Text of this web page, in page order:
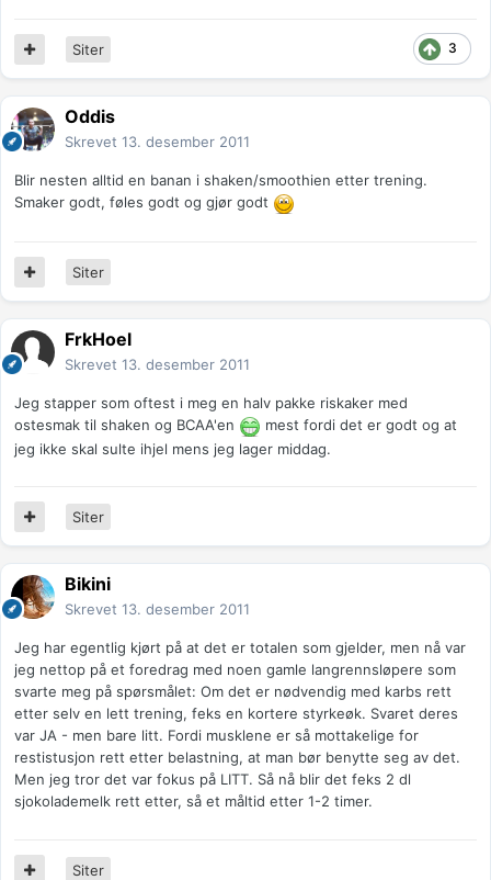
3
Siter
Oddis
Skrevet 13. desember 2011
Blir nesten alltid en banan i shaken/smoothien etter trening.
Smaker godt, føles godt og gjør godt
Siter
FrkHoel
Skrevet 13. desember 2011
Jeg stapper som oftest i meg en halv pakke riskaker med
ostesmak til shaken og BCAA'en
mest fordi det er godt og at
jeg ikke skal sulte ihjel mens jeg lager middag.
Siter
Bikini
Skrevet 13. desember 2011
Jeg har egentlig kjørt på at det er totalen som gjelder, men nå var
jeg nettop på et foredrag med noen gamle langrennsløpere som
svarte meg på spørsmålet: Om det er nødvendig med karbs rett
etter selv en lett trening, feks en kortere styrkeøk. Svaret deres
var JA - men bare litt. Fordi musklene er så mottakelige for
restistusjon rett etter belastning, at man bør benytte seg av det.
Men jeg tror det var fokus på LITT. Så nå blir det feks 2 dl
sjokolademelk rett etter, så et måltid etter 1-2 timer.
Siter